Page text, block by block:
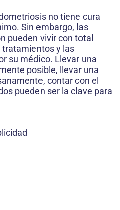
no tiene cura
Sin embargo, las
pueden vivir con total
y las
su médico. Llevar una
posible, llevar una
contar con el
pueden ser la clave para